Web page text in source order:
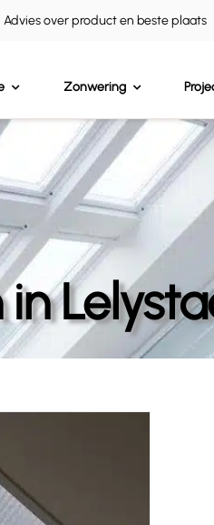
Advies over product en beste plaats
Zonwering